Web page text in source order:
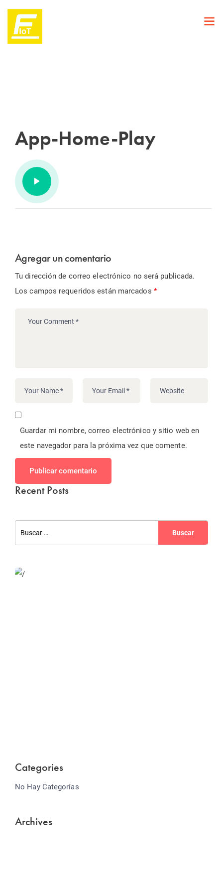
App-Home-Play
Agregar un comentario
Tu dirección de correo electrónico no será publicada.
Los campos requeridos están marcados *
Guardar mi nombre, correo electrónico y sitio web en
este navegador para la próxima vez que comente.
Publicar comentario
Recent Posts
Categories
No Hay Categorías
Archives